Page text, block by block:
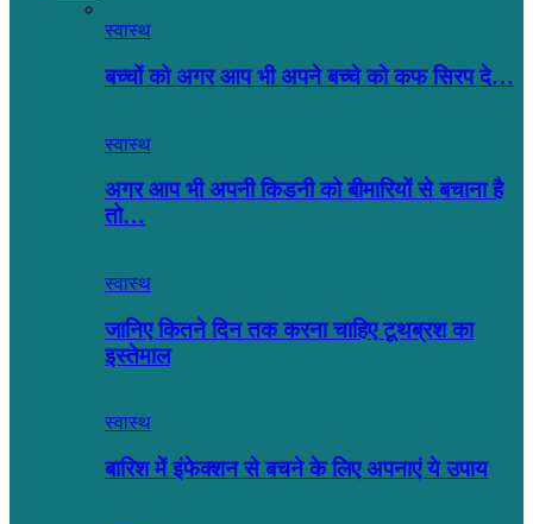
स्वास्थ
बच्चों को अगर आप भी अपने बच्चे को कफ सिरप दे…
स्वास्थ
अगर आप भी अपनी किडनी को बीमारियों से बचाना है
तो…
स्वास्थ
जानिए कितने दिन तक करना चाहिए टूथब्रश का
इस्तेमाल
स्वास्थ
बारिश में इंफेक्शन से बचने के लिए अपनाएं ये उपाय